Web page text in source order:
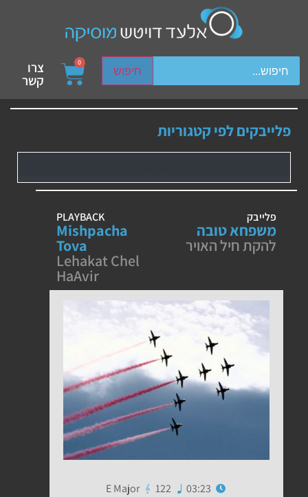
חיפוש
device users, explore by touch or with swipe gestures.
0 צרו
קשר
פלייבקים לפי קטגוריות
פלייבק
משפחא טובה
להקת חיל האויר
PLAYBACK
Mishpacha
Tova
Lehakat Chel
HaAvir
03:23
122
E Major